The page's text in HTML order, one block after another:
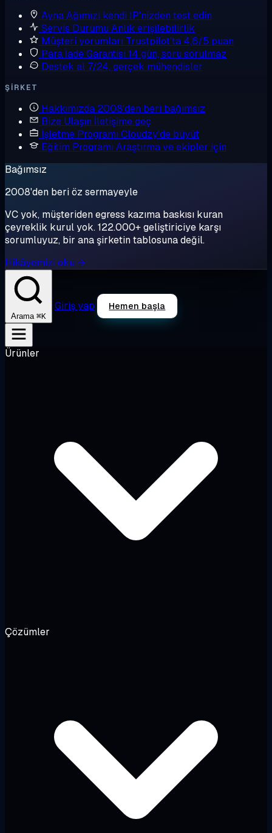
AynaAğımızı kendi IP'nizden test edin
Servis Durumu Anlık erişilebilirlik
Müşteri yorumları Trustpilot'ta 4,6/5 puan
Para İade Garantisi 14 gün, soru sorulmaz
Destek al 7/24, gerçek mühendisler
ŞIRKET
Hakkımızda 2008'den beri bağımsız
Bize Ulaşın İletişime geç
İşletme Programı Cloudzy'de büyüt
Eğitim Programı Araştırma ve ekipler için
Bağımsız
2008'den beri öz sermayeyle
VC yok, müşteriden egress kazıma baskısı kuran
çeyreklik kurul yok. 122.000+ geliştiriciye karşı
sorumluyuz, bir ana şirketin tablosuna değil.
Hikâyemizi oku →
Arama ⌘K
Giriş yap Hemen başla
Ürünler
Çözümler